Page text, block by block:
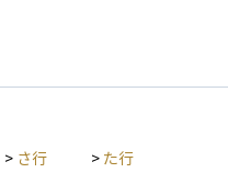
> さ行 > た行